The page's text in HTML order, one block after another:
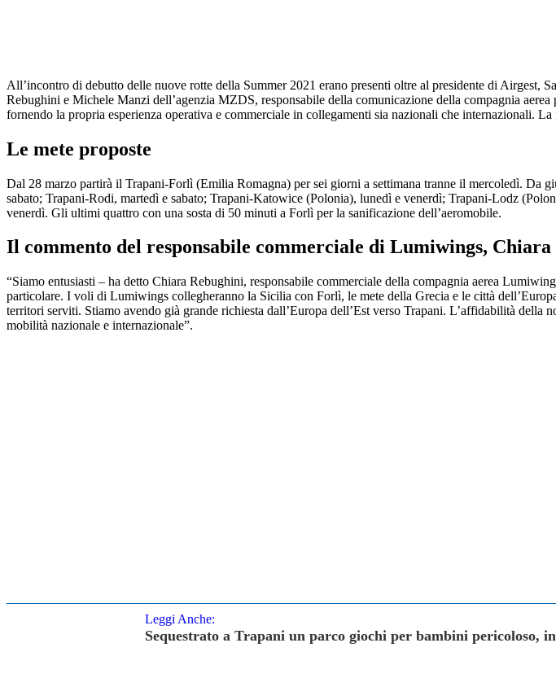
All’incontro di debutto delle nuove rotte della Summer 2021 erano presenti oltre al presidente di
Rebughini e Michele Manzi dell’agenzia MZDS, responsabile della comunicazione della compagnia
fornendo la propria esperienza operativa e commerciale in collegamenti sia nazionali che internazionali.
Le mete proposte
Dal 28 marzo partirà il Trapani-Forlì (Emilia Romagna) per sei giorni a settimana tranne il mercoledì.
sabato; Trapani-Rodi, martedì e sabato; Trapani-Katowice (Polonia), lunedì e venerdì; Trapani-Lodz
venerdì. Gli ultimi quattro con una sosta di 50 minuti a Forlì per la sanificazione dell’aeromobile.
Il commento del responsabile commerciale di Lumiwings,
“Siamo entusiasti – ha detto Chiara Rebughini, responsabile commerciale della compagnia aerea
particolare. I voli di Lumiwings collegheranno la Sicilia con Forlì, le mete della Grecia e le città
territori serviti. Stiamo avendo già grande richiesta dall’Europa dell’Est verso Trapani. L’affidabilità
mobilità nazionale e internazionale”.
Leggi Anche:
Sequestrato a Trapani un parco giochi per bambini pericoloso,